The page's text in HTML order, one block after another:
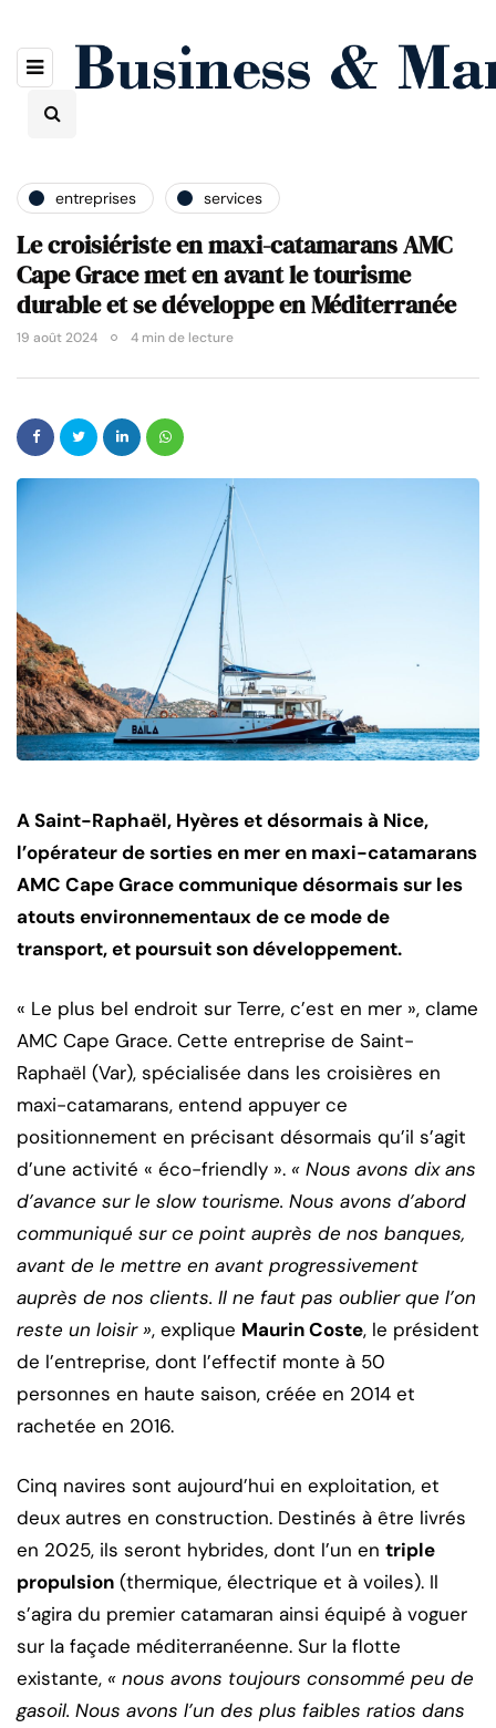
entreprises services
Le croisiériste en maxi-catamarans AMC
Cape Grace met en avant le tourisme
durable et se développe en Méditerranée
19 août 2024 4 min de lecture
A Saint-Raphaël, Hyères et désormais à Nice,
l’opérateur de sorties en mer en maxi-catamarans
AMC Cape Grace communique désormais sur les
atouts environnementaux de ce mode de
transport, et poursuit son développement.
« Le plus bel endroit sur Terre, c’est en mer », clame
AMC Cape Grace. Cette entreprise de Saint-
Raphaël (Var), spécialisée dans les croisières en
maxi-catamarans, entend appuyer ce
positionnement en précisant désormais qu’il s’agit
d’une activité « éco-friendly ». « Nous avons dix ans
d’avance sur le slow tourisme. Nous avons d’abord
communiqué sur ce point auprès de nos banques,
avant de le mettre en avant progressivement
auprès de nos clients. Il ne faut pas oublier que l’on
reste un loisir », explique Maurin Coste, le président
de l’entreprise, dont l’effectif monte à 50
personnes en haute saison, créée en 2014 et
rachetée en 2016.
Cinq navires sont aujourd’hui en exploitation, et
deux autres en construction. Destinés à être livrés
en 2025, ils seront hybrides, dont l’un en triple
propulsion (thermique, électrique et à voiles). Il
s’agira du premier catamaran ainsi équipé à voguer
sur la façade méditerranéenne. Sur la flotte
existante, « nous avons toujours consommé peu de
gasoil. Nous avons l’un des plus faibles ratios dans